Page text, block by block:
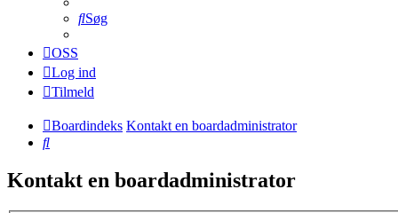
Søg
OSS
Log ind
Tilmeld
Boardindeks Kontakt en boardadministrator
Søg
Kontakt en boardadministrator